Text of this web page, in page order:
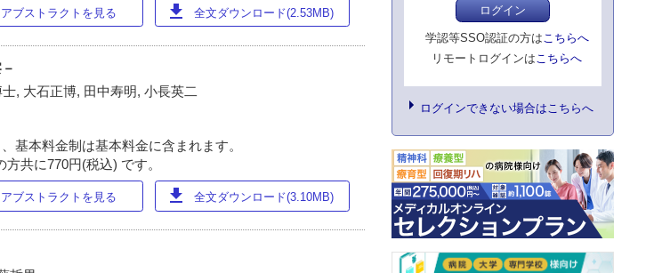
アブストラクトを見る download 全文ダウンロード(2.53MB)
, 大石正博, 田中寿明, 小長英二
基本料金制は基本料金に含まれます。
共に770円(税込) です。
アブストラクトを見る download 全文ダウンロード(3.10MB)
ログイン
学認等SSO認証の方はこちらへ
リモートログインはこちらへ
ログインできない場合はこちらへ